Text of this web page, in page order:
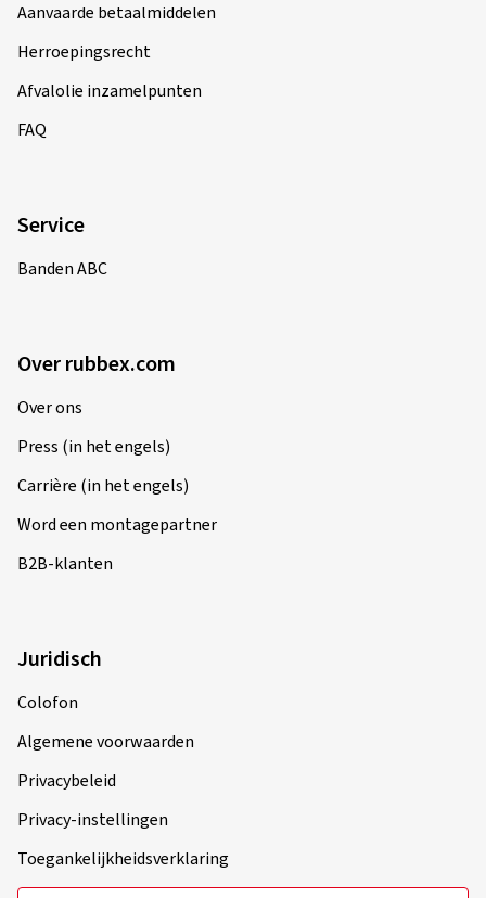
Aanvaarde betaalmiddelen
Herroepingsrecht
Afvalolie inzamelpunten
FAQ
Service
Banden ABC
Over rubbex.com
Over ons
Press (in het engels)
Carrière (in het engels)
Word een montagepartner
B2B-klanten
Juridisch
Colofon
Algemene voorwaarden
Privacybeleid
Privacy-instellingen
Toegankelijkheidsverklaring